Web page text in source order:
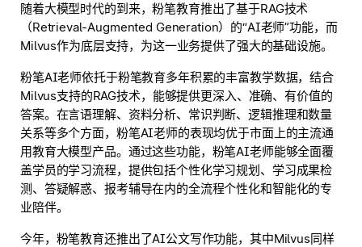
随着大模型时代的到来，粉笔教育推出了基于RAG技术
（Retrieval-Augmented Generation）的“AI老师”功能，而
Milvus作为底层支持，为这一业务提供了强大的基础设施。
粉笔AI老师依托于粉笔教育多年积累的丰富教学数据，结合
Milvus支持的RAG技术，能够提供更深入、准确、有价值的
答案。在言语理解、资料分析、常识判断、逻辑推理和数量
关系等多个方面，粉笔AI老师的表现均优于市面上的主流通
用教育大模型产品。通过这些功能，粉笔AI老师能够全面覆
盖学员的学习流程，提供包括个性化学习规划、学习成果检
测、答疑解惑、报考辅导在内的全流程个性化和智能化的专
业陪伴。
今年，粉笔教育还推出了AI公文写作功能，其中Milvus同样